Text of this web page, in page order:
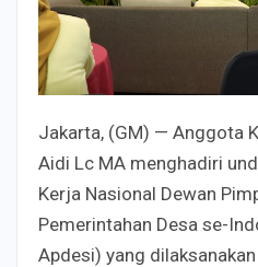
Jakarta, (GM) — Anggota
Aidi Lc MA menghadiri
Kerja Nasional Dewan
Pemerintahan Desa se-
Apdesi) yang